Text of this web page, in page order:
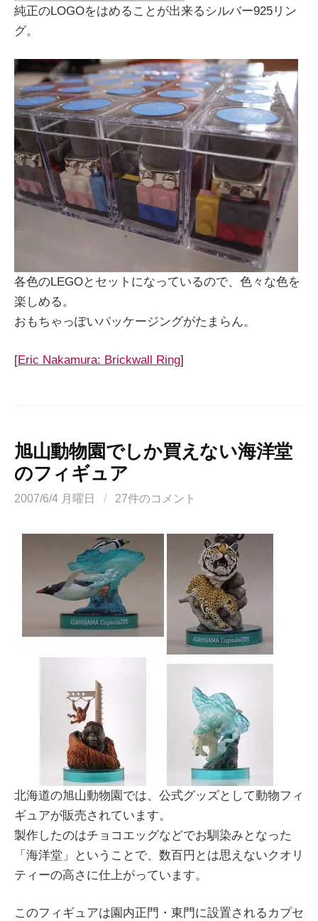
純正のLOGOをはめることが出来るシルバー925リン
グ。
各色のLEGOとセットになっているので、色々な色を
楽しめる。
おもちゃっぽいパッケージングがたまらん。
[Eric Nakamura: Brickwall Ring]
旭山動物園でしか買えない海洋堂
のフィギュア
2007/6/4 月曜日 / 27件のコメント
北海道の旭山動物園では、公式グッズとして動物フィ
ギュアが販売されています。
製作したのはチョコエッグなどでお馴染みとなった
「海洋堂」ということで、数百円とは思えないクオリ
ティーの高さに仕上がっています。
このフィギュアは園内正門・東門に設置されるカプセ